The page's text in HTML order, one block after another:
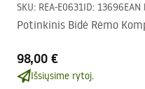
SKU: REA-E0631ID: 13696EAN
Potinkinis Bidė Rėmo
98,00 €
Išsiųsime rytoj.